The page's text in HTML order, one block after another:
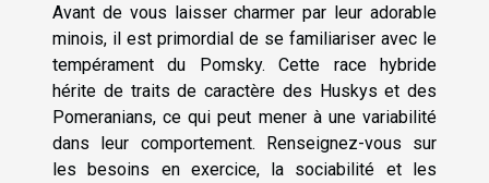
Avant de vous laisser charmer par leur adorable
minois, il est primordial de se familiariser avec le
tempérament du Pomsky. Cette race hybride
hérite de traits de caractère des Huskys et des
Pomeranians, ce qui peut mener à une variabilité
dans leur comportement. Renseignez-vous sur
les besoins en exercice, la sociabilité et les